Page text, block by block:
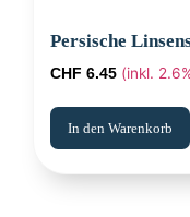
Persische
CHF 6.45 (inkl.
In den Warenkorb